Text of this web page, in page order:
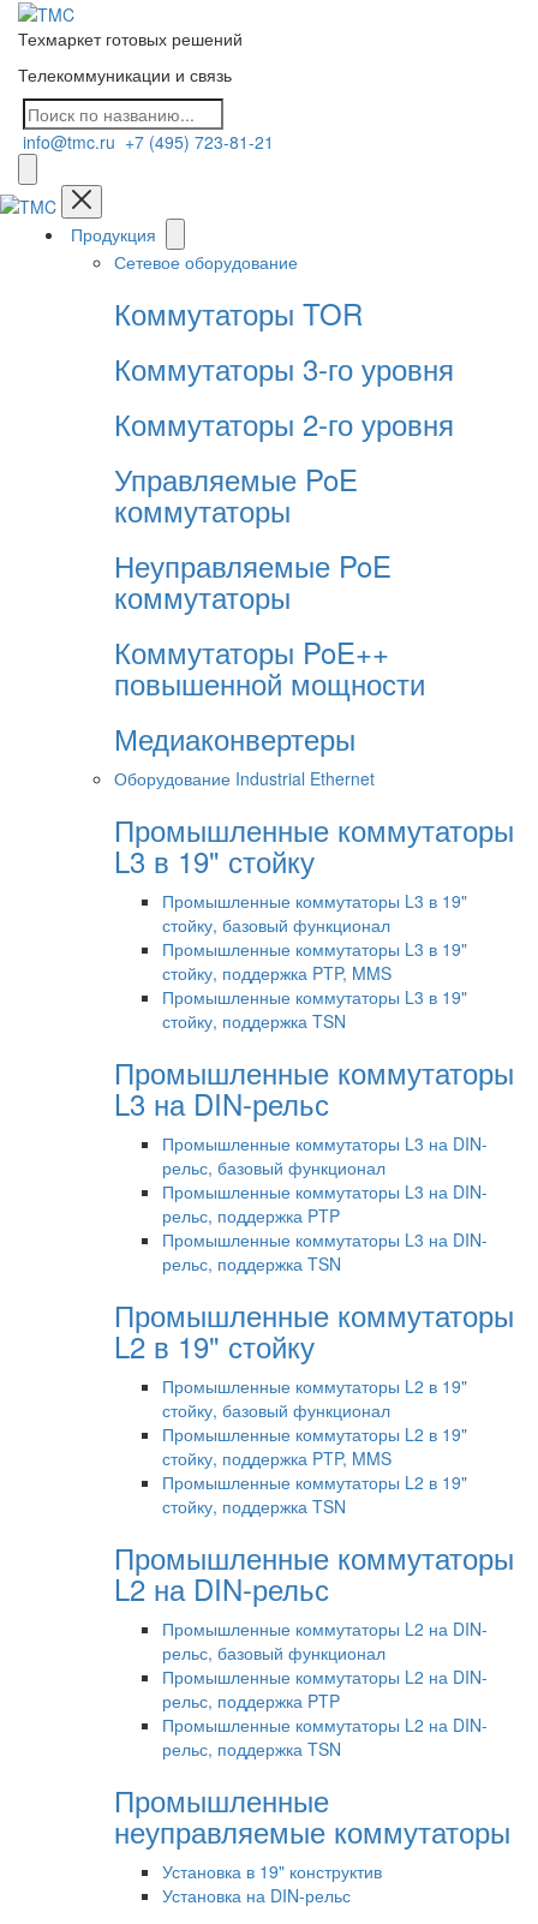
Техмаркет готовых решений
Телекоммуникации и связь
info@tmc.ru +7 (495) 723-81-21
Продукция
Сетевое оборудование
Коммутаторы TOR
Коммутаторы 3-го уровня
Коммутаторы 2-го уровня
Управляемые PoE
коммутаторы
Неуправляемые PoE
коммутаторы
Коммутаторы PoE++
повышенной мощности
Медиаконвертеры
Оборудование Industrial Ethernet
Промышленные коммутаторы
L3 в 19" стойку
Промышленные коммутаторы L3 в 19"
стойку, базовый функционал
Промышленные коммутаторы L3 в 19"
стойку, поддержка PTP, MMS
Промышленные коммутаторы L3 в 19"
стойку, поддержка TSN
Промышленные коммутаторы
L3 на DIN-рельс
Промышленные коммутаторы L3 на DIN-
рельс, базовый функционал
Промышленные коммутаторы L3 на DIN-
рельс, поддержка PTP
Промышленные коммутаторы L3 на DIN-
рельс, поддержка TSN
Промышленные коммутаторы
L2 в 19" стойку
Промышленные коммутаторы L2 в 19"
стойку, базовый функционал
Промышленные коммутаторы L2 в 19"
стойку, поддержка PTP, MMS
Промышленные коммутаторы L2 в 19"
стойку, поддержка TSN
Промышленные коммутаторы
L2 на DIN-рельс
Промышленные коммутаторы L2 на DIN-
рельс, базовый функционал
Промышленные коммутаторы L2 на DIN-
рельс, поддержка PTP
Промышленные коммутаторы L2 на DIN-
рельс, поддержка TSN
Промышленные
неуправляемые коммутаторы
Установка в 19" конструктив
Установка на DIN-рельс